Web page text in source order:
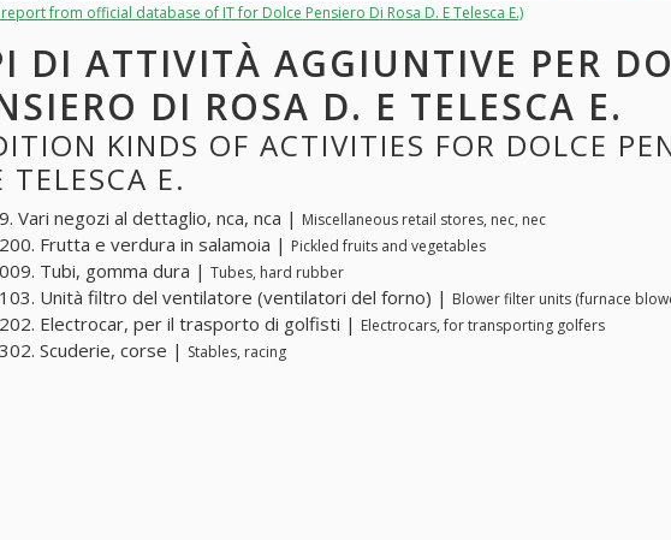
from official database of IT for Dolce Pensiero Di Rosa D. E Telesca E.)
DI ATTIVITÀ AGGIUNTIVE PER
DI ROSA D. E TELESCA E.
KINDS OF ACTIVITIES FOR DOLCE
TELESCA E.
Vari negozi al dettaglio, nca, nca | Miscellaneous retail stores, nec, nec
Frutta e verdura in salamoia | Pickled fruits and vegetables
Tubi, gomma dura | Tubes, hard rubber
Unità filtro del ventilatore (ventilatori del forno) | Blower filter units (furnace
Electrocar, per il trasporto di golfisti | Electrocars, for transporting golfers
Scuderie, corse | Stables, racing